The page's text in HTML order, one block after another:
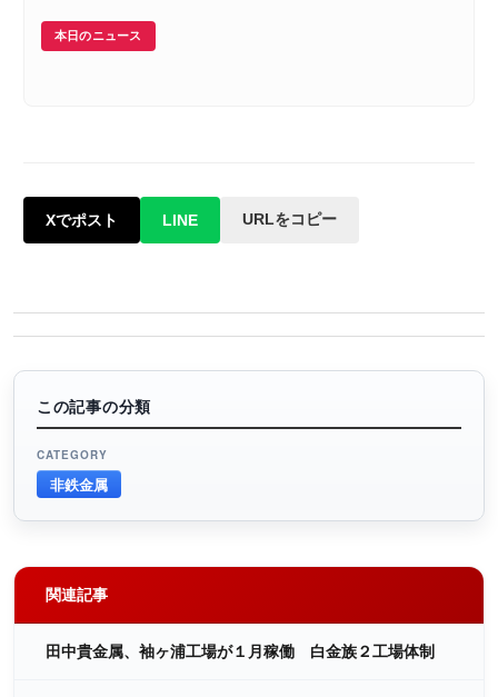
本日のニュース
Xでポスト LINE URLをコピー
この記事の分類
CATEGORY
非鉄金属
関連記事
田中貴金属、袖ヶ浦工場が１月稼働 白金族２工場体制